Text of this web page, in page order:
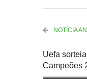
NOTÍCIA
Uefa
Campeões